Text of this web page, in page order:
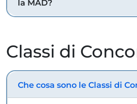
la MAD?
Classi di
Che cosa sono le Classi di